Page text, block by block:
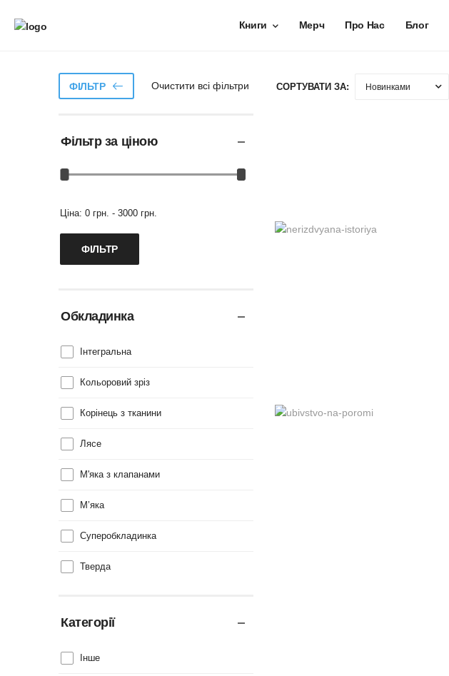
Книги Мерч Про Нас Блог
ФІЛЬТР Очистити всі фільтри
Фільтр за ціною
Ціна: 0 грн. - 3000 грн.
Обкладинка
Інтегральна
Кольоровий зріз
Корінець з тканини
Лясе
М'яка з клапанами
М’яка
Суперобкладинка
Тверда
Категорії
Інше
СОРТУВАТИ ЗА: